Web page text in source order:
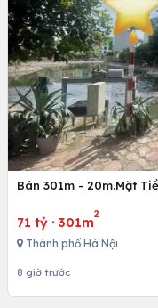
Bán 301m - 20m.Mặt
71 tỷ · 301m
2
Thành phố Hà Nội
8 giờ trước